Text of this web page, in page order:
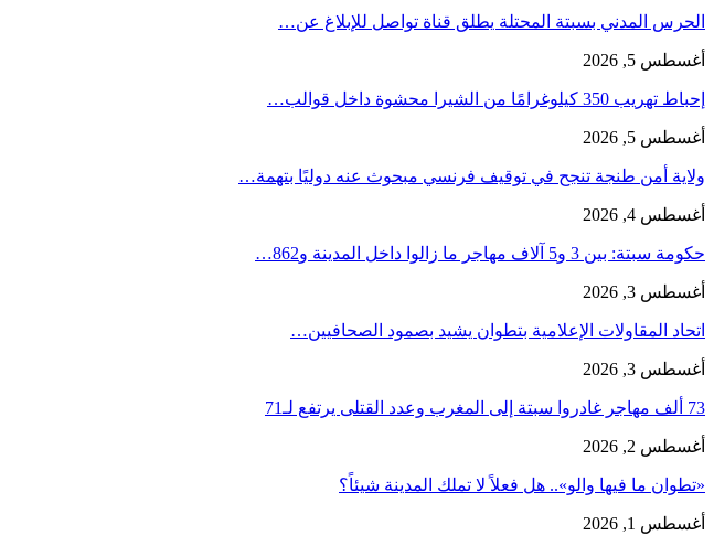
الحرس المدني بسبتة المحتلة يطلق قناة تواصل للإبلاغ عن…
أغسطس 5, 2026
إحباط تهريب 350 كيلوغرامًا من الشيرا محشوة داخل قوالب…
أغسطس 5, 2026
ولاية أمن طنجة تنجح في توقيف فرنسي مبحوث عنه دوليًا بتهمة…
أغسطس 4, 2026
حكومة سبتة: بين 3 و5 آلاف مهاجر ما زالوا داخل المدينة و862…
أغسطس 3, 2026
اتحاد المقاولات الإعلامية بتطوان يشيد بصمود الصحافيين…
أغسطس 3, 2026
73 ألف مهاجر غادروا سبتة إلى المغرب وعدد القتلى يرتفع لـ71
أغسطس 2, 2026
«تطوان ما فيها والو».. هل فعلاً لا تملك المدينة شيئاً؟
أغسطس 1, 2026